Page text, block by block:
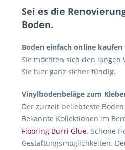
Sei es die
Boden.
Boden einfach online kaufen
Sie möchten sich den
Sie hier ganz sicher fündig.
Vinylbodenbeläge zum
Der zurzeit beliebteste
Bekannte Kollektionen im
Flooring Burri Glue. Schöne
Gestaltungsmöglichkeiten.